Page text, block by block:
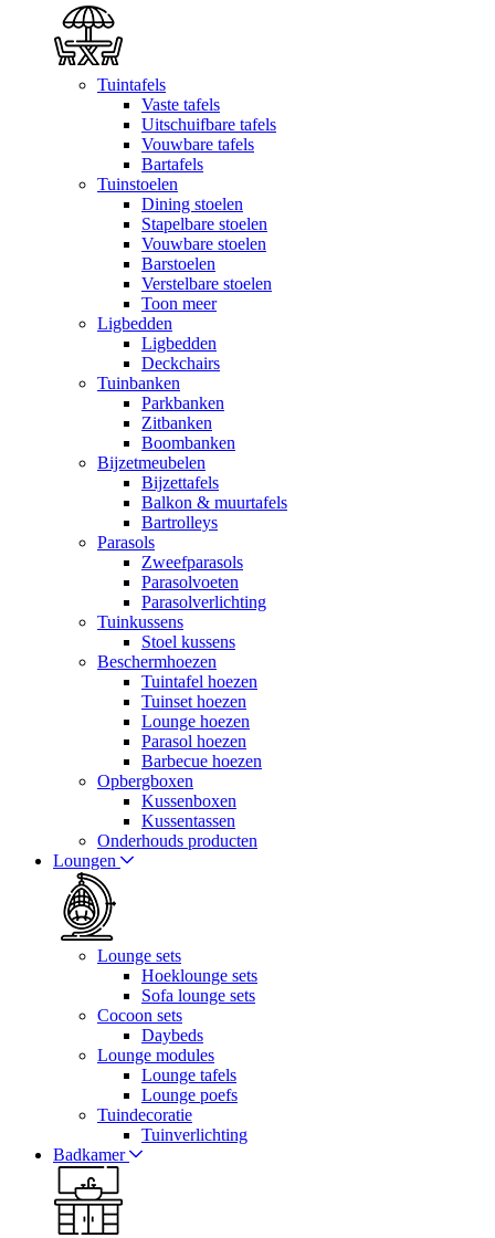
Tuintafels
Vaste tafels
Uitschuifbare tafels
Vouwbare tafels
Bartafels
Tuinstoelen
Dining stoelen
Stapelbare stoelen
Vouwbare stoelen
Barstoelen
Verstelbare stoelen
Toon meer
Ligbedden
Ligbedden
Deckchairs
Tuinbanken
Parkbanken
Zitbanken
Boombanken
Bijzetmeubelen
Bijzettafels
Balkon & muurtafels
Bartrolleys
Parasols
Zweefparasols
Parasolvoeten
Parasolverlichting
Tuinkussens
Stoel kussens
Beschermhoezen
Tuintafel hoezen
Tuinset hoezen
Lounge hoezen
Parasol hoezen
Barbecue hoezen
Opbergboxen
Kussenboxen
Kussentassen
Onderhouds producten
Loungen
Lounge sets
Hoeklounge sets
Sofa lounge sets
Cocoon sets
Daybeds
Lounge modules
Lounge tafels
Lounge poefs
Tuindecoratie
Tuinverlichting
Badkamer